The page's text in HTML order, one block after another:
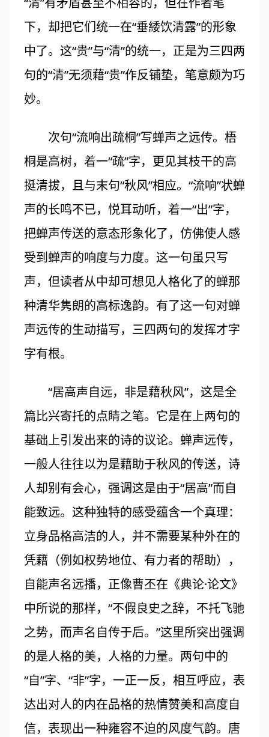
下，却把它们统一在“垂緌饮清露”的形象
中了。这“贵”与“清”的统一，正是为三四两
句的“清”无须藉“贵”作反铺垫，笔意颇为巧
妙。
次句“流响出疏桐”写蝉声之远传。梧
桐是高树，着一“疏”字，更见其枝干的高
挺清拔，且与末句“秋风”相应。“流响”状蝉
声的长鸣不已，悦耳动听，着一“出”字，
把蝉声传送的意态形象化了，仿佛使人感
受到蝉声的响度与力度。这一句虽只写
声，但读者从中却可想见人格化了的蝉那
种清华隽朗的高标逸韵。有了这一句对蝉
声远传的生动描写，三四两句的发挥才字
字有根。
“居高声自远，非是藉秋风”，这是全
篇比兴寄托的点睛之笔。它是在上两句的
基础上引发出来的诗的议论。蝉声远传，
一般人往往以为是藉助于秋风的传送，诗
人却别有会心，强调这是由于“居高”而自
能致远。这种独特的感受蕴含一个真理：
立身品格高洁的人，并不需要某种外在的
凭藉（例如权势地位、有力者的帮助），
自能声名远播，正像曹丕在《典论·论文》
中所说的那样，“不假良史之辞，不托飞驰
之势，而声名自传于后。”这里所突出强调
的是人格的美，人格的力量。两句中的
“自”字、“非”字，一正一反，相互呼应，表
达出对人的内在品格的热情赞美和高度自
信，表现出一种雍容不迫的风度气韵。唐